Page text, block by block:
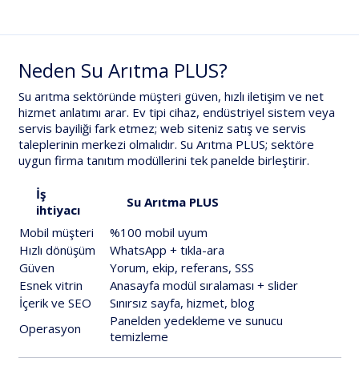
Neden Su Arıtma PLUS?
Su arıtma sektöründe müşteri güven, hızlı iletişim ve net
hizmet anlatımı arar. Ev tipi cihaz, endüstriyel sistem veya
servis bayiliği fark etmez; web siteniz satış ve servis
taleplerinin merkezi olmalıdır. Su Arıtma PLUS; sektöre
uygun firma tanıtım modüllerini tek panelde birleştirir.
İş
ihtiyacı
Su Arıtma PLUS
Mobil müşteri
%100 mobil uyum
Hızlı dönüşüm
WhatsApp + tıkla-ara
Güven
Yorum, ekip, referans, SSS
Esnek vitrin
Anasayfa modül sıralaması + slider
İçerik ve SEO
Sınırsız sayfa, hizmet, blog
Operasyon
Panelden yedekleme ve sunucu
temizleme